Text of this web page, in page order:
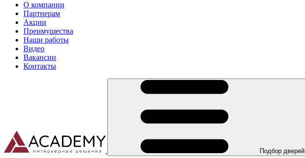
О компании
Партнерам
Акции
Преимущества
Наши работы
Видео
Вакансии
Контакты
Подбор дверей